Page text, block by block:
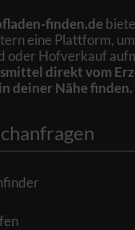
finden.de
eine Plattform,
oder Hofverkauf
direkt vom
deiner Nähe finden.